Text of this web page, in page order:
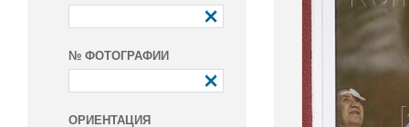
№ ФОТОГРАФИИ
ОРИЕНТАЦИЯ